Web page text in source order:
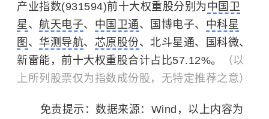
产业指数(931594)前十大权重股分别为中国卫
星 、 航天电子、 中国卫通、国博电子、 中科星
图 、 华测导航、 芯原股份、北斗星通、国科微、
新雷能，前十大权重股合计占比57.12%。
（以
上所列股票仅为指数成份股，无特定推荐之意）
免责提示：数据来源：Wind，以上内容为